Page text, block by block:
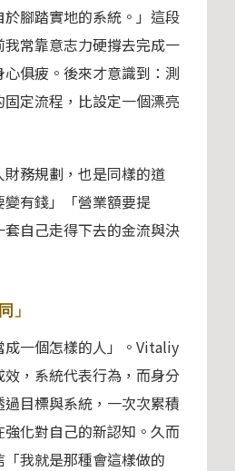
腳踏實地的系統。」這段
常靠意志力硬撐去完成一
俱疲。後來才意識到：測
定流程，比設定一個漂亮
務規劃，也是同樣的道
有錢」「營業額要提
自己走得下去的金流與決
」
成一個怎樣的人」。Vitaliy
，系統代表行為，而身分
目標與系統，一次次累積
化對自己的新認知。久而
我就是那種會這樣做的